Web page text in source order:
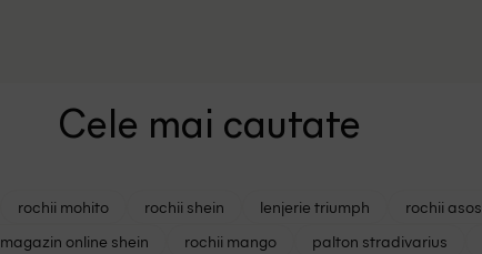
Cele mai cautate
rochii mohito rochii shein lenjerie triumph rochii asos
magazin online shein rochii mango palton stradivarius